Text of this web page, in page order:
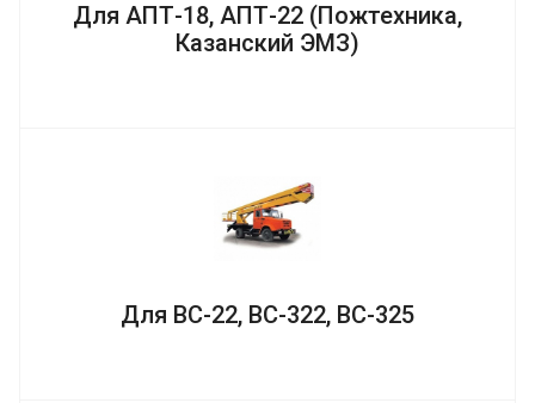
Для АПТ-18, АПТ-22 (Пожтехника,
Казанский ЭМЗ)
Для ВС-22, ВС-322, ВС-325